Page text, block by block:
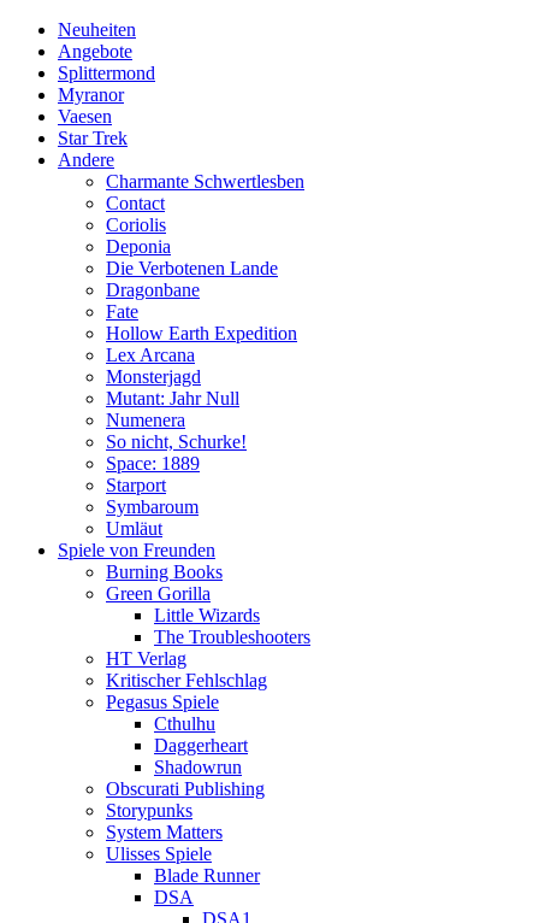
Neuheiten
Angebote
Splittermond
Myranor
Vaesen
Star Trek
Andere
Charmante Schwertlesben
Contact
Coriolis
Deponia
Die Verbotenen Lande
Dragonbane
Fate
Hollow Earth Expedition
Lex Arcana
Monsterjagd
Mutant: Jahr Null
Numenera
So nicht, Schurke!
Space: 1889
Starport
Symbaroum
Umläut
Spiele von Freunden
Burning Books
Green Gorilla
Little Wizards
The Troubleshooters
HT Verlag
Kritischer Fehlschlag
Pegasus Spiele
Cthulhu
Daggerheart
Shadowrun
Obscurati Publishing
Storypunks
System Matters
Ulisses Spiele
Blade Runner
DSA
DSA1